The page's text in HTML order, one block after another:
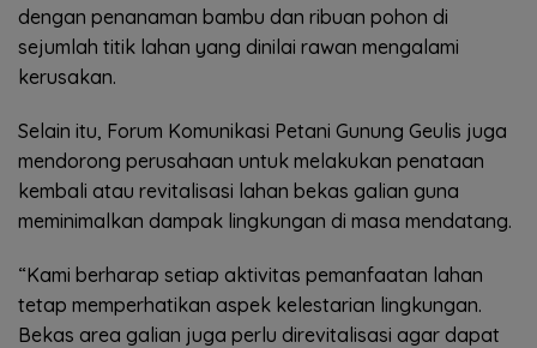
dengan penanaman bambu dan ribuan pohon di
sejumlah titik lahan yang dinilai rawan mengalami
kerusakan.
Selain itu, Forum Komunikasi Petani Gunung Geulis juga
mendorong perusahaan untuk melakukan penataan
kembali atau revitalisasi lahan bekas galian guna
meminimalkan dampak lingkungan di masa mendatang.
“Kami berharap setiap aktivitas pemanfaatan lahan
tetap memperhatikan aspek kelestarian lingkungan.
Bekas area galian juga perlu direvitalisasi agar dapat